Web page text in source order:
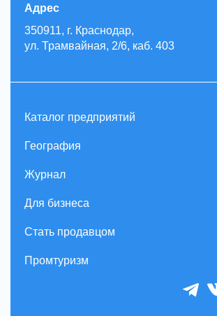
Адрес
350911, г. Краснодар,
ул. Трамвайная, 2/6, каб. 403
Каталог предприятий
География
Журнал
Для бизнеса
Стать продавцом
Промтуризм